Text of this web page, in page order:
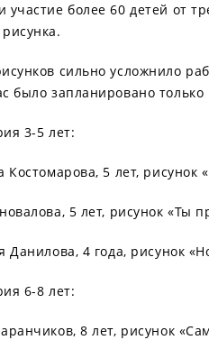
участие более 60 детей от
сильно усложнило
было запланировано
3-5 лет:
Костомарова, 5 лет, рисунок
5 лет, рисунок «Ты
Данилова, 4 года, рисунок
6-8 лет:
8 лет, рисунок